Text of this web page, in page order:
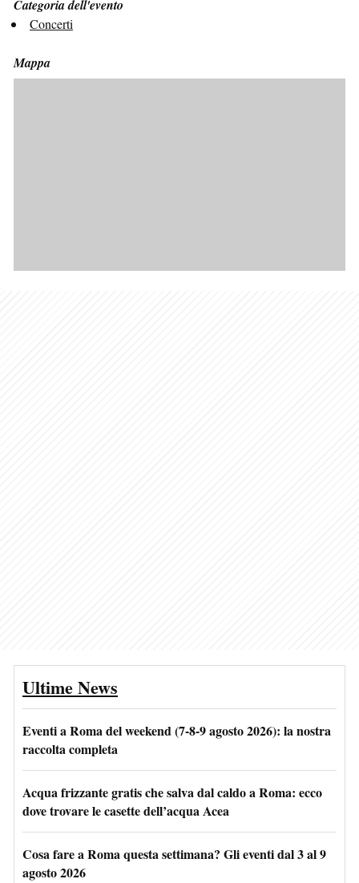
Categoria dell'evento
Concerti
Mappa
Ultime News
Eventi a Roma del weekend (7-8-9 agosto 2026): la nostra
raccolta completa
Acqua frizzante gratis che salva dal caldo a Roma: ecco
dove trovare le casette dell’acqua Acea
Cosa fare a Roma questa settimana? Gli eventi dal 3 al 9
agosto 2026